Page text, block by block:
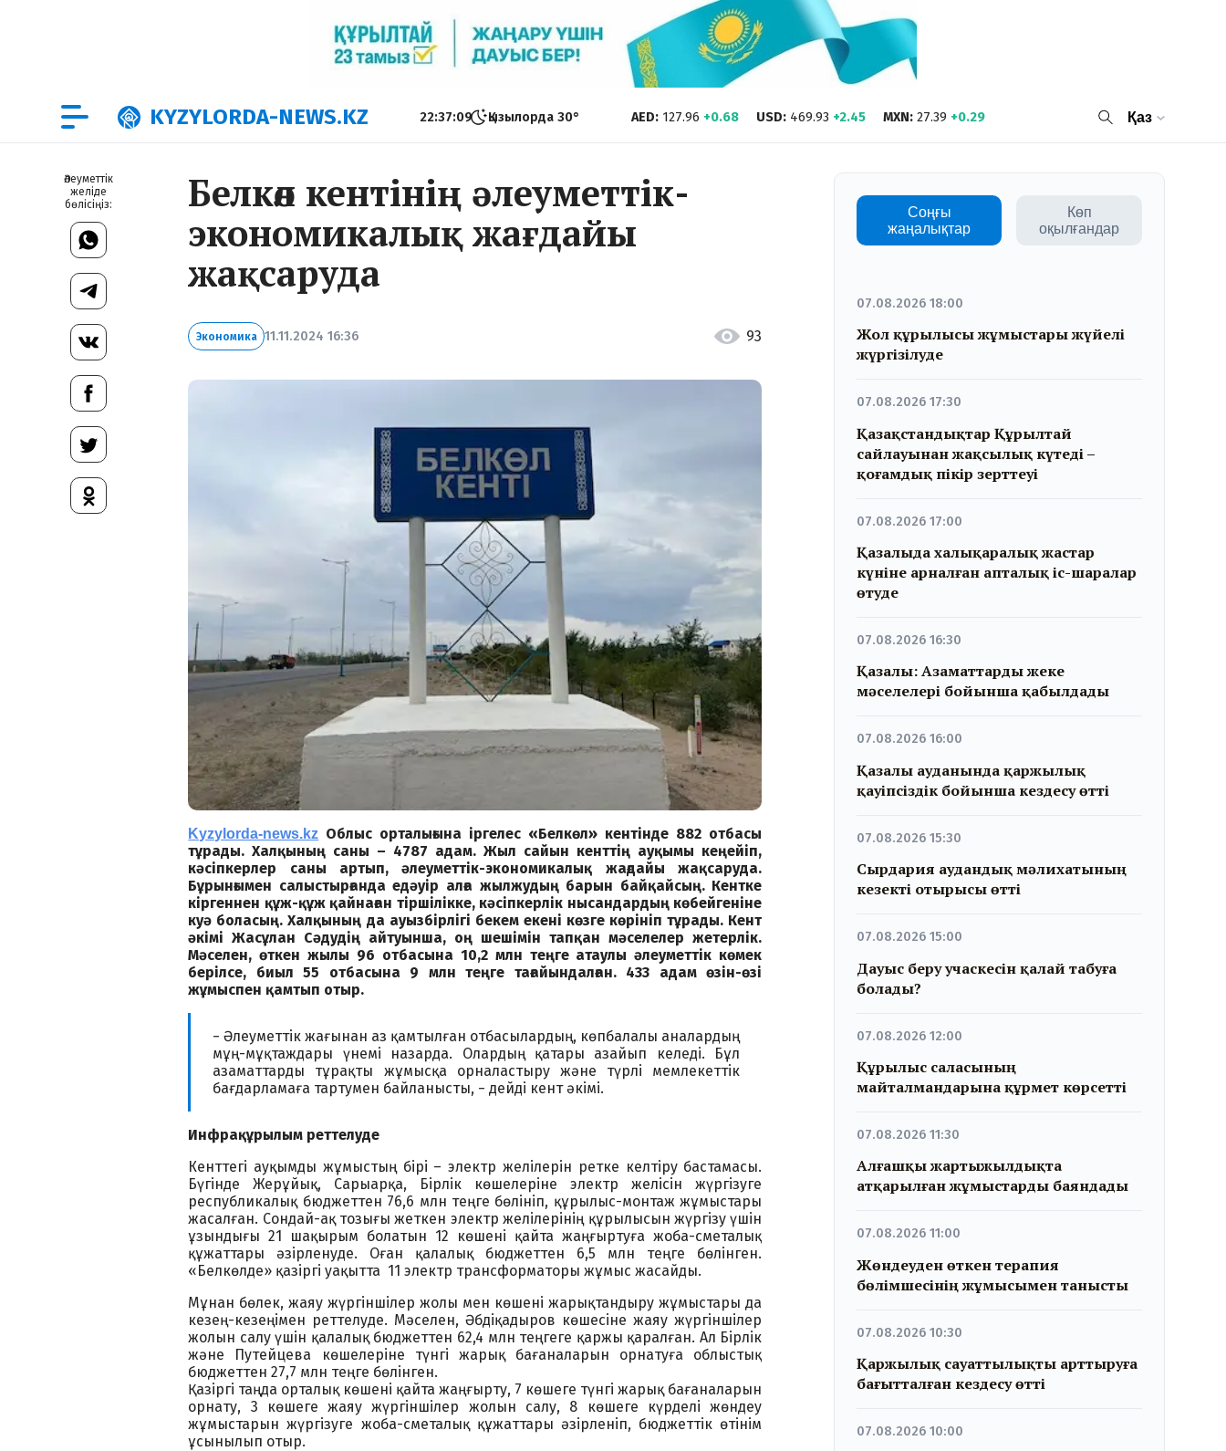
KYZYLORDA-NEWS.KZ 22:37:11 Қызылорда 30° AED: 127.96 +0.68 USD: 469.93 +2.45 MXN: 27.39 +0.29 Қаз
Әлеуметтік
желіде
бөлісіңіз:
Белкөл кентінің әлеуметтік-
экономикалық жағдайы
жақсаруда
Экономика 11.11.2024 16:36 93
Kyzylorda-news.kz Облыс орталығына іргелес «Белкөл» кентінде 882 отбасы
тұрады. Халқының саны – 4787 адам. Жыл сайын кенттің ауқымы кеңейіп,
кәсіпкерлер саны артып, әлеуметтік-экономикалық жағдайы жақсаруда.
Бұрынғымен салыстырғанда едәуір алға жылжудың барын байқайсың. Кентке
кіргеннен құж-құж қайнаған тіршілікке, кәсіпкерлік нысандардың көбейгеніне
куә боласың. Халқының да ауызбірлігі бекем екені көзге көрініп тұрады. Кент
әкімі Жасұлан Сәдудің айтуынша, оң шешімін тапқан мәселелер жетерлік.
Мәселен, өткен жылы 96 отбасына 10,2 млн теңге атаулы әлеуметтік көмек
берілсе, биыл 55 отбасына 9 млн теңге тағайындалған. 433 адам өзін-өзі
жұмыспен қамтып отыр.
− Әлеуметтік жағынан аз қамтылған отбасылардың, көпбалалы аналардың
мұң-мұқтаждары үнемі назарда. Олардың қатары азайып келеді. Бұл
азаматтарды тұрақты жұмысқа орналастыру және түрлі мемлекеттік
бағдарламаға тартумен байланысты, − дейді кент әкімі.
Инфрақұрылым реттелуде
Кенттегі ауқымды жұмыстың бірі – электр желілерін ретке келтіру бастамасы.
Бүгінде Жерұйық, Сарыарқа, Бірлік көшелеріне электр желісін жүргізуге
республикалық бюджеттен 76,6 млн теңге бөлініп, құрылыс-монтаж жұмыстары
жасалған. Сондай-ақ тозығы жеткен электр желілерінің құрылысын жүргізу үшін
ұзындығы 21 шақырым болатын 12 көшені қайта жаңғыртуға жоба-сметалық
құжаттары әзірленуде. Оған қалалық бюджеттен 6,5 млн теңге бөлінген.
«Белкөлде» қазіргі уақытта 11 электр трансформаторы жұмыс жасайды.
Мұнан бөлек, жаяу жүргіншілер жолы мен көшені жарықтандыру жұмыстары да
кезең-кезеңімен реттелуде. Мәселен, Әбдіқадыров көшесіне жаяу жүргіншілер
жолын салу үшін қалалық бюджеттен 62,4 млн теңгеге қаржы қаралған. Ал Бірлік
және Путейцева көшелеріне түнгі жарық бағаналарын орнатуға облыстық
бюджеттен 27,7 млн теңге бөлінген.
Қазіргі таңда орталық көшені қайта жаңғырту, 7 көшеге түнгі жарық бағаналарын
орнату, 3 көшеге жаяу жүргіншілер жолын салу, 8 көшеге күрделі жөндеу
жұмыстарын жүргізуге жоба-сметалық құжаттары әзірленіп, бюджеттік өтінім
ұсынылып отыр.
Соңғы
жаңалықтар
Көп
оқылғандар
07.08.2026 18:00
Жол құрылысы жұмыстары жүйелі
жүргізілуде
07.08.2026 17:30
Қазақстандықтар Құрылтай
сайлауынан жақсылық күтеді –
қоғамдық пікір зерттеуі
07.08.2026 17:00
Қазалыда халықаралық жастар
күніне арналған апталық іс-шаралар
өтуде
07.08.2026 16:30
Қазалы: Азаматтарды жеке
мәселелері бойынша қабылдады
07.08.2026 16:00
Қазалы ауданында қаржылық
қауіпсіздік бойынша кездесу өтті
07.08.2026 15:30
Сырдария аудандық мәлихатының
кезекті отырысы өтті
07.08.2026 15:00
Дауыс беру учаскесін қалай табуға
болады?
07.08.2026 12:00
Құрылыс саласының
майталмандарына құрмет көрсетті
07.08.2026 11:30
Алғашқы жартыжылдықта
атқарылған жұмыстарды баяндады
07.08.2026 11:00
Жөндеуден өткен терапия
бөлімшесінің жұмысымен танысты
07.08.2026 10:30
Қаржылық сауаттылықты арттыруға
бағытталған кездесу өтті
07.08.2026 10:00